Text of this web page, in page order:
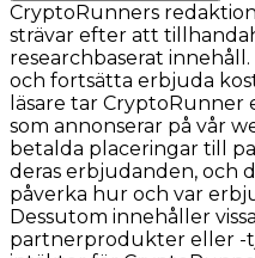
CryptoRunners
strävar efter att
researchbaserat
och fortsätta erbjuda
läsare tar
som annonserar på vår
betalda placeringar till
deras erbjudanden, och
påverka hur och var
Dessutom innehåller
partnerprodukter eller -